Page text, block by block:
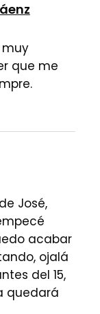
muy
que me
José,
acabar
ojalá
del 15,
quedará